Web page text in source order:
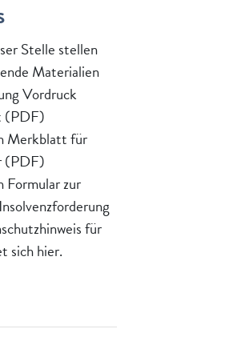
Stelle stellen
Materialien
Vordruck
(PDF)
Merkblatt für
(PDF)
Formular zur
für
sich hier.